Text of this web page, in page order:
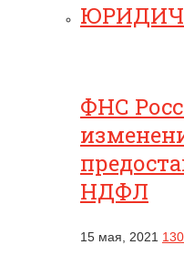
ФНС
НДФЛ
15 мая, 2021 130